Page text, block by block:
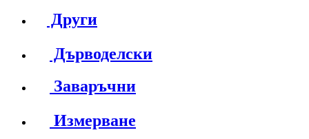
Други
Дърводелски
Заваръчни
Измерване